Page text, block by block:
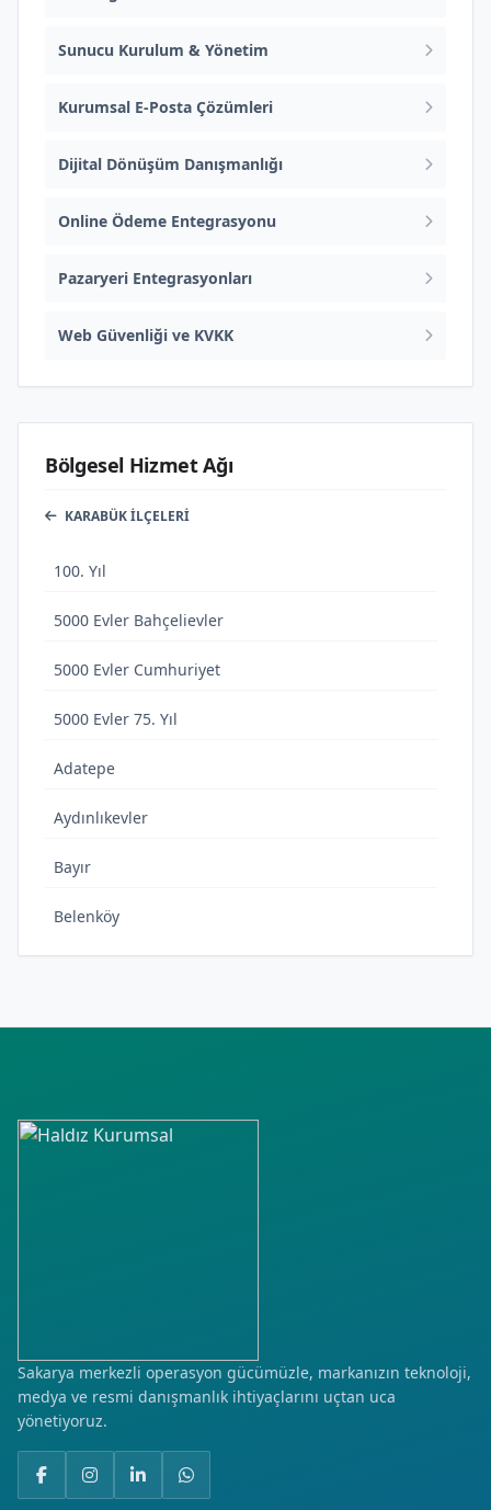
Sunucu Kurulum & Yönetim
Kurumsal E-Posta Çözümleri
Dijital Dönüşüm Danışmanlığı
Online Ödeme Entegrasyonu
Pazaryeri Entegrasyonları
Web Güvenliği ve KVKK
Bölgesel Hizmet Ağı
KARABÜK İLÇELERI
100. Yıl
5000 Evler Bahçelievler
5000 Evler Cumhuriyet
5000 Evler 75. Yıl
Adatepe
Aydınlıkevler
Bayır
Belenköy
Kılavuzlar
Kurtuluş
Namık Kemal
Sakarya merkezli operasyon gücümüzle, markanızın teknoloji,
medya ve resmi danışmanlık ihtiyaçlarını uçtan uca
yönetiyoruz.